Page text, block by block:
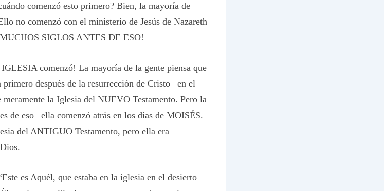
comenzó esto primero? Bien, la mayoría de
no comenzó con el ministerio de Jesús de Nazareth
SIGLOS ANTES DE ESO!
comenzó! La mayoría de la gente piensa que
después de la resurrección de Cristo –en el
meramente la Iglesia del NUEVO Testamento. Pero la
de eso –ella comenzó atrás en los días de MOISÉS.
del ANTIGUO Testamento, pero ella era
es Aquél, que estaba en la iglesia en el desierto